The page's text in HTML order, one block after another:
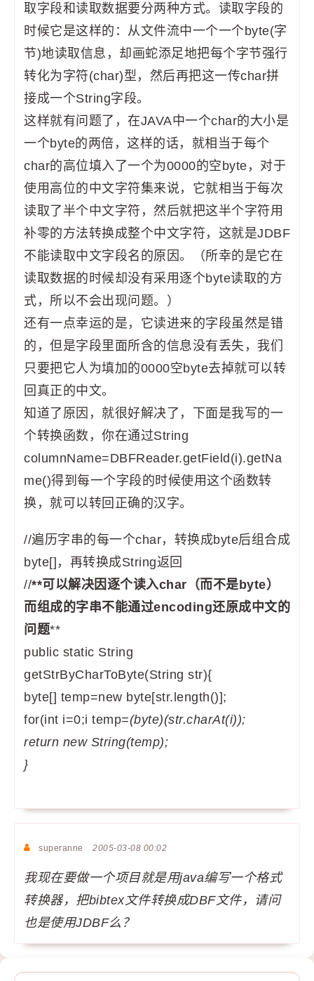
取字段和读取数据要分两种方式。读取字段的
时候它是这样的：从文件流中一个一个byte(字
节)地读取信息，却画蛇添足地把每个字节强行
转化为字符(char)型，然后再把这一传char拼
接成一个String字段。
这样就有问题了，在JAVA中一个char的大小是
一个byte的两倍，这样的话，就相当于每个
char的高位填入了一个为0000的空byte，对于
使用高位的中文字符集来说，它就相当于每次
读取了半个中文字符，然后就把这半个字符用
补零的方法转换成整个中文字符，这就是JDBF
不能读取中文字段名的原因。（所幸的是它在
读取数据的时候却没有采用逐个byte读取的方
式，所以不会出现问题。）
还有一点幸运的是，它读进来的字段虽然是错
的，但是字段里面所含的信息没有丢失，我们
只要把它人为填加的0000空byte去掉就可以转
回真正的中文。
知道了原因，就很好解决了，下面是我写的一
个转换函数，你在通过String
columnName=DBFReader.getField(i).getNa
me()得到每一个字段的时候使用这个函数转
换，就可以转回正确的汉字。
//遍历字串的每一个char，转换成byte后组合成
byte[]，再转换成String返回
//**可以解决因逐个读入char（而不是byte）
而组成的字串不能通过encoding还原成中文的
问题**
public static String
getStrByCharToByte(String str){
byte[] temp=new byte[str.length()];
for(int i=0;i temp=(byte)(str.charAt(i));
return new String(temp);
}
superanne 2005-03-08 00:02
我现在要做一个项目就是用java编写一个格式
转换器，把bibtex文件转换成DBF文件，请问
也是使用JDBF么？